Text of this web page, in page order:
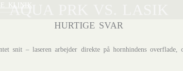
KLINIK
AQUA PRK VS. LASIK
HURTIGE SVAR
snit – laseren arbejder direkte på hornhindens overflade,